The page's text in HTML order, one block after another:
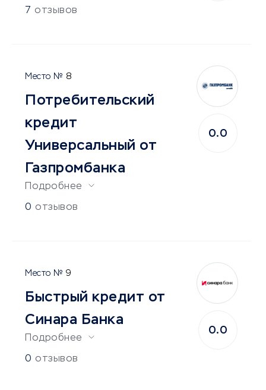
7 отзывов
8
Потребительский
кредит
Универсальный от
Газпромбанка
Подробнее
0 отзывов
0.0
9
Быстрый кредит от
Синара Банка
Подробнее
0 отзывов
0.0